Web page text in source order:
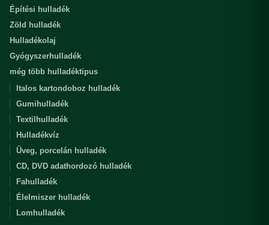
Építési hulladék
Zöld hulladék
Hulladékolaj
Gyógyszerhulladék
még több hulladéktipus
Italos kartondoboz hulladék
Gumihulladék
Textilhulladék
Hulladékvíz
Üveg, porcelán hulladék
CD, DVD adathordozó hulladék
Fahulladék
Élelmiszer hulladék
Lomhulladék